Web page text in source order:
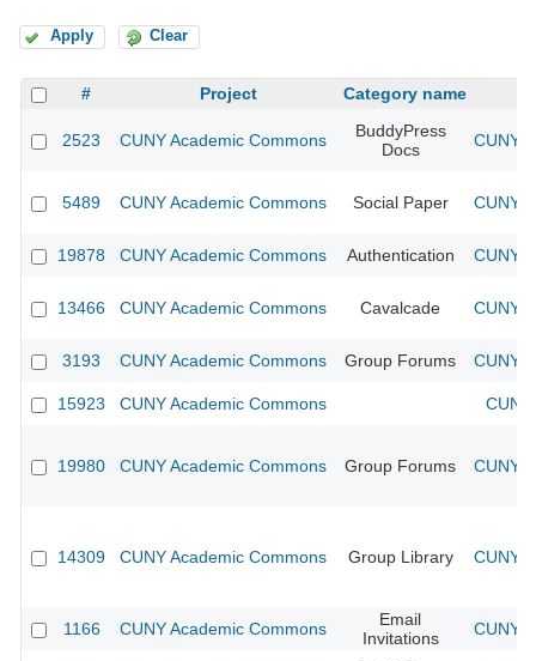
Apply Clear
# Project Category name
2523 CUNY Academic Commons
BuddyPress
Docs
CUNY
5489 CUNY Academic Commons Social Paper CUNY
19878 CUNY Academic Commons Authentication CUNY
13466 CUNY Academic Commons Cavalcade CUNY
3193 CUNY Academic Commons Group Forums CUNY
15923 CUNY Academic Commons
19980 CUNY Academic Commons Group Forums CUNY
14309 CUNY Academic Commons Group Library CUNY
1166 CUNY Academic Commons
Email
Invitations
CUNY